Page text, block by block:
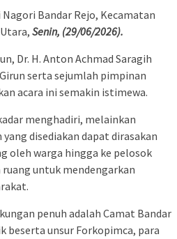
Bandar Rejo, Kecamatan
Senin, (29/06/2026).
Dr. H. Anton Achmad Saragih
serta sejumlah pimpinan
acara ini semakin istimewa.
menghadiri, melainkan
disediakan dapat dirasakan
oleh warga hingga ke pelosok
untuk mendengarkan
penuh adalah Camat Bandar
beserta unsur Forkopimca, para